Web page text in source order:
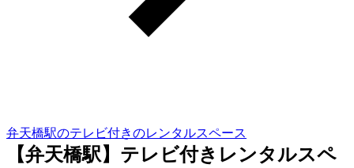
弁天橋駅のテレビ付きのレンタルスペース
【弁天橋駅】テレビ付きレンタルスペ